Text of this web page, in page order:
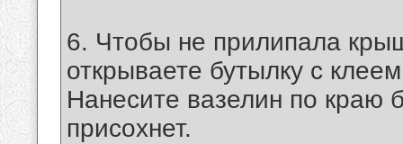
6. Чтобы не прилипала
открываете бутылку с
Нанесите вазелин по краю
присохнет.